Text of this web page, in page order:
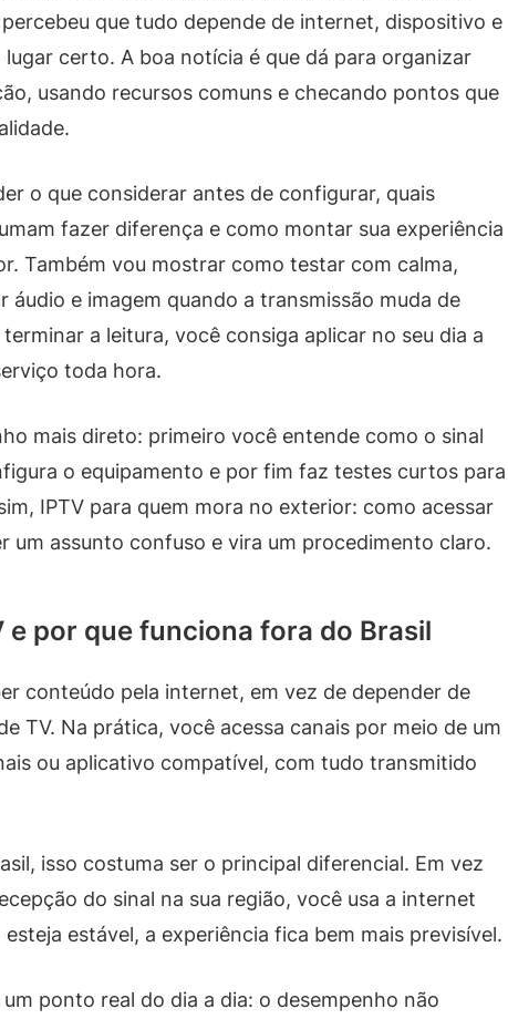
que tudo depende de internet, dispositivo e
certo. A boa notícia é que dá para organizar
usando recursos comuns e checando pontos que
o que considerar antes de configurar, quais
fazer diferença e como montar sua experiência
Também vou mostrar como testar com calma,
áudio e imagem quando a transmissão muda de
a leitura, você consiga aplicar no seu dia a
toda hora.
mais direto: primeiro você entende como o sinal
o equipamento e por fim faz testes curtos para
IPTV para quem mora no exterior: como acessar
um assunto confuso e vira um procedimento claro.
e por que funciona fora do Brasil
conteúdo pela internet, em vez de depender de
TV. Na prática, você acessa canais por meio de um
ou aplicativo compatível, com tudo transmitido
isso costuma ser o principal diferencial. Em vez
do sinal na sua região, você usa a internet
estável, a experiência fica bem mais previsível.
ponto real do dia a dia: o desempenho não